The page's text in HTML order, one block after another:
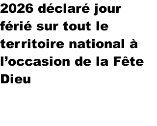
2026 déclaré jour
férié sur tout le
territoire national à
l’occasion de la Fête
Dieu